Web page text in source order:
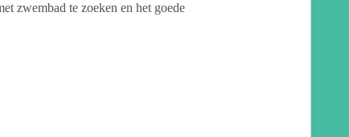
zwembad te zoeken en het goede